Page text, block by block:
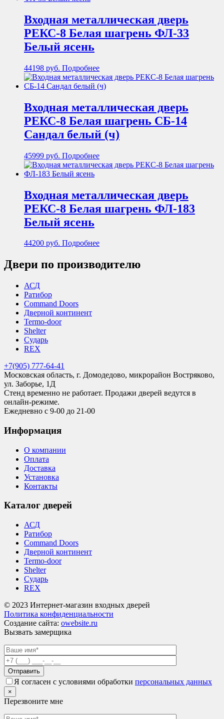
Входная металлическая дверь
РЕКС-8 Белая шагрень ФЛ-33
Белый ясень
44198 руб. Подробнее
Входная металлическая дверь
РЕКС-8 Белая шагрень СБ-14
Сандал белый (ч)
45999 руб. Подробнее
Входная металлическая дверь
РЕКС-8 Белая шагрень ФЛ-183
Белый ясень
44200 руб. Подробнее
Двери по производителю
АСД
Ратибор
Command Doors
Дверной континент
Termo-door
Shelter
Сударь
REX
+7(905) 777-64-41
Московская область, г. Домодедово, микрорайон Востряково,
ул. Заборье, 1Д
Стенд временно не работает. Продажи дверей ведутся в
онлайн-режиме.
Ежедневно с 9-00 до 21-00
Информация
О компании
Оплата
Доставка
Установка
Контакты
Каталог дверей
АСД
Ратибор
Command Doors
Дверной континент
Termo-door
Shelter
Сударь
REX
© 2023 Интернет-магазин входных дверей
Политика конфиденциальности
Создание сайта: owebsite.ru
Вызвать замерщика
Я согласен с условиями обработки персональных данных
×
Перезвоните мне